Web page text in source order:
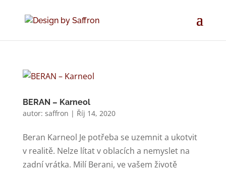
BERAN – Karneol
autor: saffron | Říj 14, 2020
Beran Karneol Je potřeba se uzemnit a ukotvit
v realitě. Nelze lítat v oblacích a nemyslet na
zadní vrátka. Milí Berani, ve vašem životě